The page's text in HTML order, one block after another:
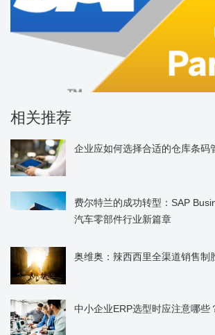
相关推荐
企业应如何选择合适的仓库条码
费尔特兰的成功转型：SAP
汽车零部件行业新篇章
奥维奥：辣西西里全渠道销售制
中小企业ERP选型时应注意哪些